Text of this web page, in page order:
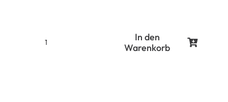
Laserschutzbrille
In den
Warenkorb